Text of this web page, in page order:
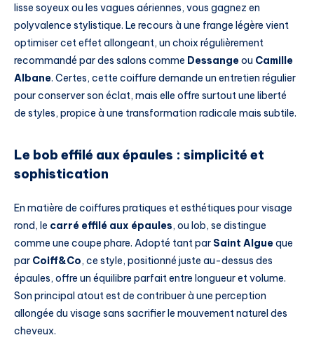
lisse soyeux ou les vagues aériennes, vous gagnez en
polyvalence stylistique. Le recours à une frange légère vient
optimiser cet effet allongeant, un choix régulièrement
recommandé par des salons comme Dessangeou Camille
Albane. Certes, cette coiffure demande un entretien régulier
pour conserver son éclat, mais elle offre surtout une liberté
de styles, propice à une transformation radicale mais subtile.
Le bob effilé aux épaules : simplicité et
sophistication
En matière de coiffures pratiques et esthétiques pour visage
rond, le carré effilé aux épaules, ou lob, se distingue
comme une coupe phare. Adopté tant par Saint Algueque
par Coiff&Co, ce style, positionné juste au-dessus des
épaules, offre un équilibre parfait entre longueur et volume.
Son principal atout est de contribuer à une perception
allongée du visage sans sacrifier le mouvement naturel des
cheveux.